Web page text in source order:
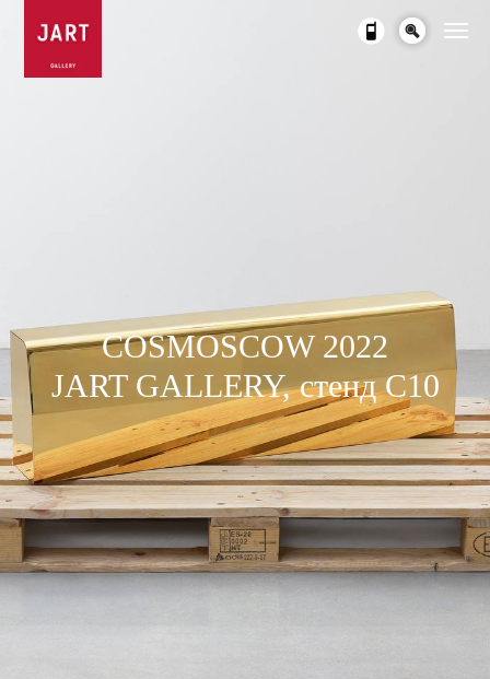
COSMOSCOW 2022
JART GALLERY, стенд С10